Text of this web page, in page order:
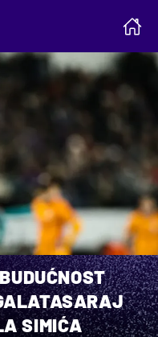
SIMIĆA